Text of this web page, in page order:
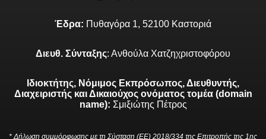
Έδρα: Πυθαγόρα 1, 52100 Καστοριά
Διευθ. Σύνταξης: Ανθούλα Χατζηχριστοφόρου
Ιδιοκτήτης, Νόμιμος Εκπρόσωπος, Διευθυντής,
Διαχειριστής και Δικαιούχος ονόματος τομέα (domain
name): Σμιξιώτης Πέτρος
* Δήλωση συμμόρφωσης με τη Σύσταση (ΕΕ) 2018/334 της Επιτροπής της 1ης